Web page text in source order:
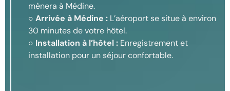
mènera à Médine.
○ Arrivée à Médine : L’aéroport se situe à environ
30 minutes de votre hôtel.
○ Installation à l’hôtel : Enregistrement et
installation pour un séjour confortable.